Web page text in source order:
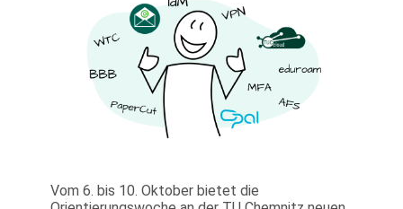
Vom 6. bis 10. Oktober bietet die